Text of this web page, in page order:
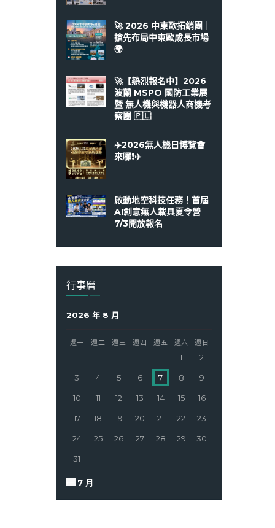
🚀 2026 中東歐拓銷團｜
搶先布局中東歐成長市場
🌍
🚀【熱烈報名中】2026
波蘭 MSPO 國防工業展
暨 無人機與機器人商機考
察團 🇵🇱
✈️2026無人機日博覽會
來囉❗️✈️
啟動地空科技任務！首屆
AI創意無人載具夏令營
7/3開放報名
行事曆
2026 年 8 月
週一 週二 週三 週四 週五 週六 週日
1 2
3 4 5 6 7 8 9
10 11 12 13 14 15 16
17 18 19 20 21 22 23
24 25 26 27 28 29 30
31
« 7 月